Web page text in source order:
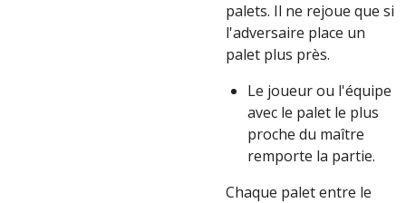
palets. Il ne rejoue que si
l'adversaire place un
palet plus près.
Le joueur ou l'équipe
avec le palet le plus
proche du maître
remporte la partie.
Chaque palet entre le